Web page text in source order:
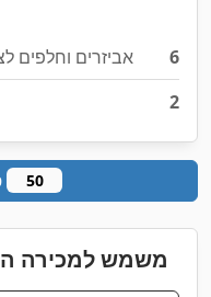
אביזרים וחלפים
6
2
סוחרי קטגוריה זו 50
משמש למכירה